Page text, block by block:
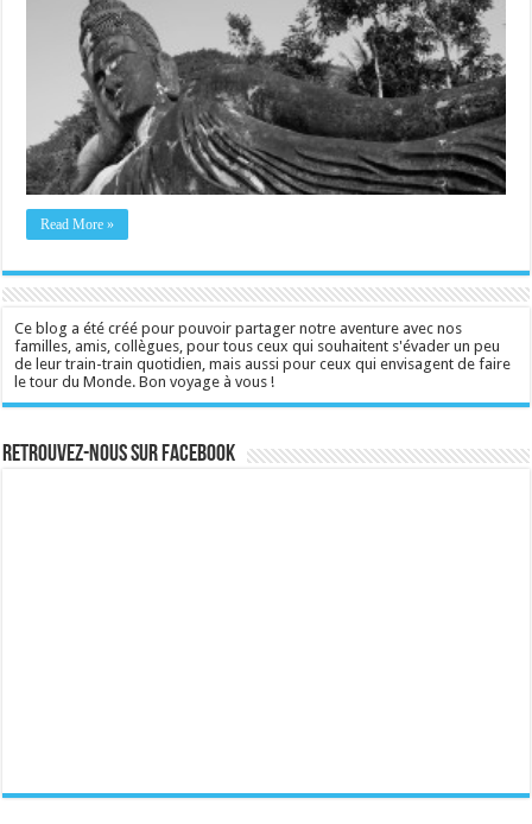
Read More »
Ce blog a été créé pour pouvoir partager notre aventure avec nos
familles, amis, collègues, pour tous ceux qui souhaitent s'évader un peu
de leur train-train quotidien, mais aussi pour ceux qui envisagent de faire
le tour du Monde. Bon voyage à vous !
Retrouvez-nous sur Facebook